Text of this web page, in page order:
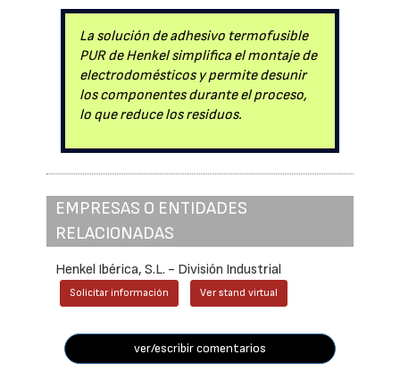
La solución de adhesivo termofusible
PUR de Henkel simplifica el montaje de
electrodomésticos y permite desunir
los componentes durante el proceso,
lo que reduce los residuos.
EMPRESAS O ENTIDADES
RELACIONADAS
Henkel Ibérica, S.L. - División Industrial
Solicitar información Ver stand virtual
ver/escribir comentarios